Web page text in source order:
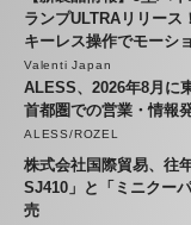
ランプULTRAリリース
キーレス操作でモーシ
Valenti Japan
ALESS、2026年8月に
首都圏での営業・情報
ALESS/ROZEL
株式会社国際貿易、往
SJ410」と「ミニクー
売